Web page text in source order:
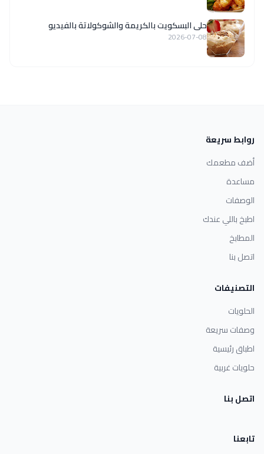
حلى البسكويت بالكريمة والشوكولاتة بالفيديو
2026-07-08
روابط سريعة
أضف مطعمك
مساعدة
الوصفات
اطبخ باللي عندك
المطابخ
اتصل بنا
التصنيفات
الحلويات
وصفات سريعة
اطباق رئيسية
حلويات غربية
اتصل بنا
تابعنا